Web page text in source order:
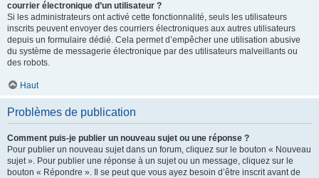
courrier électronique d’un utilisateur ?
Si les administrateurs ont activé cette fonctionnalité, seuls les utilisateurs
inscrits peuvent envoyer des courriers électroniques aux autres utilisateurs
depuis un formulaire dédié. Cela permet d’empêcher une utilisation abusive
du système de messagerie électronique par des utilisateurs malveillants ou
des robots.
Haut
Problèmes de publication
Comment puis-je publier un nouveau sujet ou une réponse ?
Pour publier un nouveau sujet dans un forum, cliquez sur le bouton « Nouveau
sujet ». Pour publier une réponse à un sujet ou un message, cliquez sur le
bouton « Répondre ». Il se peut que vous ayez besoin d’être inscrit avant de